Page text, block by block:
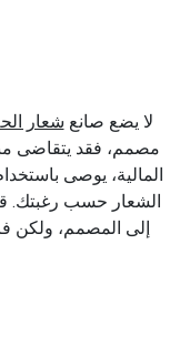
لا يضع صانع شعار
مصمم، فقد يتقاضى
المالية، يوصى
الشعار حسب رغبتك.
إلى المصمم، ولكن